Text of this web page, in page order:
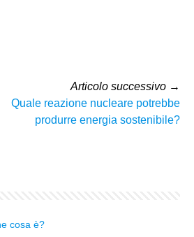
Articolo successivo →
Quale reazione nucleare potrebbe
produrre energia sostenibile?
cosa è?